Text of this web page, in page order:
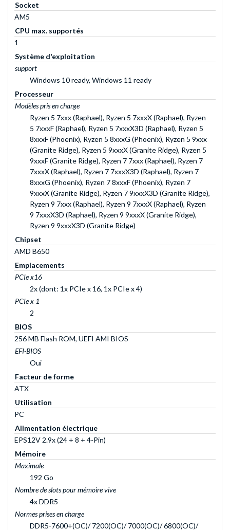
Socket
AM5
CPU max. supportés
1
Système d'exploitation
support
Windows 10 ready, Windows 11 ready
Processeur
Modèles pris en charge
Ryzen 5 7xxx (Raphael), Ryzen 5 7xxxX (Raphael), Ryzen
5 7xxxF (Raphael), Ryzen 5 7xxxX3D (Raphael), Ryzen 5
8xxxF (Phoenix), Ryzen 5 8xxxG (Phoenix), Ryzen 5 9xxx
(Granite Ridge), Ryzen 5 9xxxX (Granite Ridge), Ryzen 5
9xxxF (Granite Ridge), Ryzen 7 7xxx (Raphael), Ryzen 7
7xxxX (Raphael), Ryzen 7 7xxxX3D (Raphael), Ryzen 7
8xxxG (Phoenix), Ryzen 7 8xxxF (Phoenix), Ryzen 7
9xxxX (Granite Ridge), Ryzen 7 9xxxX3D (Granite Ridge),
Ryzen 9 7xxx (Raphael), Ryzen 9 7xxxX (Raphael), Ryzen
9 7xxxX3D (Raphael), Ryzen 9 9xxxX (Granite Ridge),
Ryzen 9 9xxxX3D (Granite Ridge)
Chipset
AMD B650
Emplacements
PCIe x16
2x (dont: 1x PCIe x 16, 1x PCIe x 4)
PCIe x 1
2
BIOS
256 MB Flash ROM, UEFI AMI BIOS
EFI-BIOS
Oui
Facteur de forme
ATX
Utilisation
PC
Alimentation électrique
EPS12V 2.9x (24 + 8 + 4-Pin)
Mémoire
Maximale
192 Go
Nombre de slots pour mémoire vive
4x DDR5
Normes prises en charge
DDR5-7600+(OC)/ 7200(OC)/ 7000(OC)/ 6800(OC)/